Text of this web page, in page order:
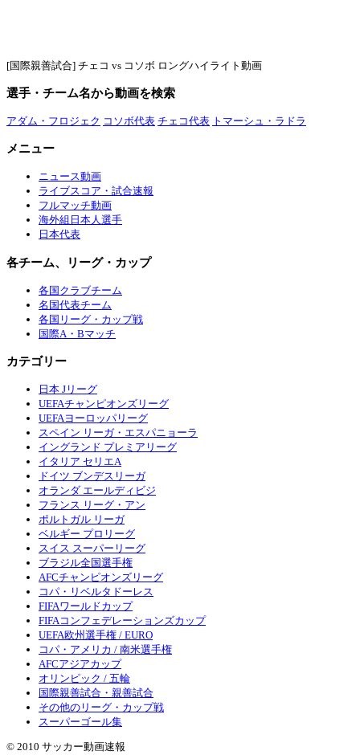
[国際親善試合] チェコ vs コソボ ロングハイライト動画
選手・チーム名から動画を検索
アダム・フロジェク コソボ代表 チェコ代表 トマーシュ・ラドラ
メニュー
ニュース動画
ライブスコア・試合速報
フルマッチ動画
海外組日本人選手
日本代表
各チーム、リーグ・カップ
各国クラブチーム
名国代表チーム
各国リーグ・カップ戦
国際A・Bマッチ
カテゴリー
日本 Jリーグ
UEFAチャンピオンズリーグ
UEFAヨーロッパリーグ
スペイン リーガ・エスパニョーラ
イングランド プレミアリーグ
イタリア セリエA
ドイツ ブンデスリーガ
オランダ エールディビジ
フランス リーグ・アン
ポルトガル リーガ
ベルギー プロリーグ
スイス スーパーリーグ
ブラジル全国選手権
AFCチャンピオンズリーグ
コパ・リベルタドーレス
FIFAワールドカップ
FIFAコンフェデレーションズカップ
UEFA欧州選手権 / EURO
コパ・アメリカ / 南米選手権
AFCアジアカップ
オリンピック / 五輪
国際親善試合・親善試合
その他のリーグ・カップ戦
スーパーゴール集
© 2010 サッカー動画速報